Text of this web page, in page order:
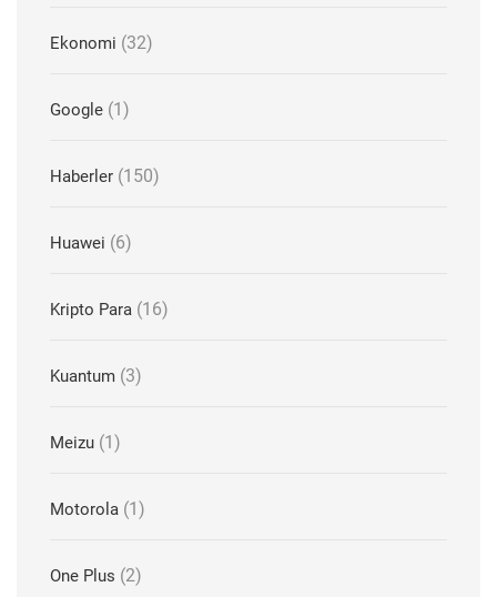
Ekonomi (32)
Google (1)
Haberler (150)
Huawei (6)
Kripto Para (16)
Kuantum (3)
Meizu (1)
Motorola (1)
One Plus (2)